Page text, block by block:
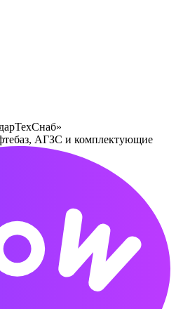
АГЗС и комплектующие